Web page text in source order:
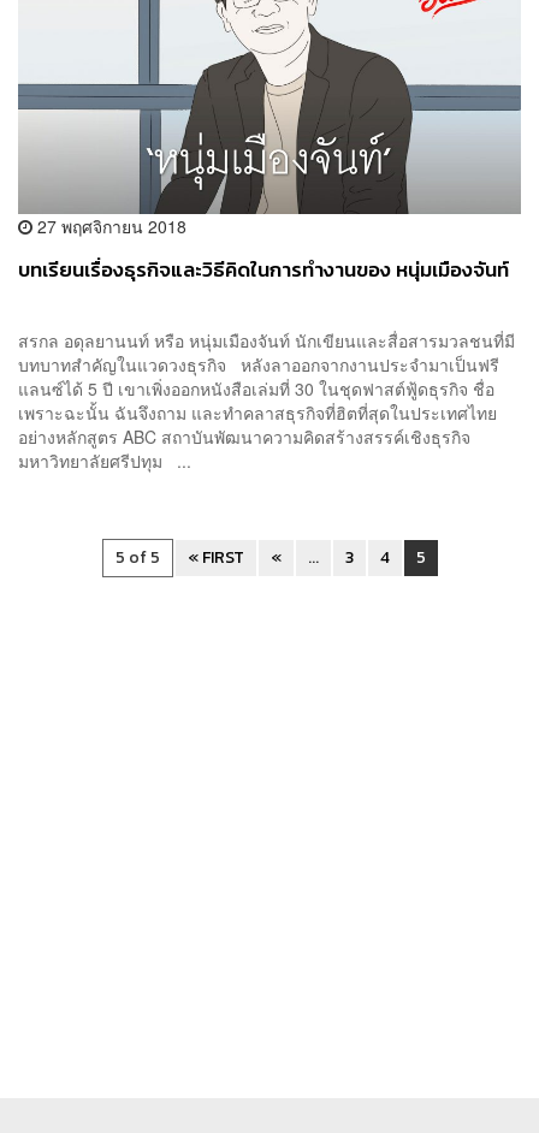
27 พฤศจิกายน 2018
บทเรียนเรื่องธุรกิจและวิธีคิดในการทำงานของ หนุ่มเมืองจันท์
สรกล อดุลยานนท์ หรือ หนุ่มเมืองจันท์ นักเขียนและสื่อสารมวลชนที่มี
บทบาทสำคัญในแวดวงธุรกิจ หลังลาออกจากงานประจำมาเป็นฟรี
แลนซ์ได้ 5 ปี เขาเพิ่งออกหนังสือเล่มที่ 30 ในชุดฟาสต์ฟู้ดธุรกิจ ชื่อ
เพราะฉะนั้น ฉันจึงถาม และทำคลาสธุรกิจที่ฮิตที่สุดในประเทศไทย
อย่างหลักสูตร ABC สถาบันพัฒนาความคิดสร้างสรรค์เชิงธุรกิจ
มหาวิทยาลัยศรีปทุม ...
5 of 5 « FIRST « ... 3 4 5